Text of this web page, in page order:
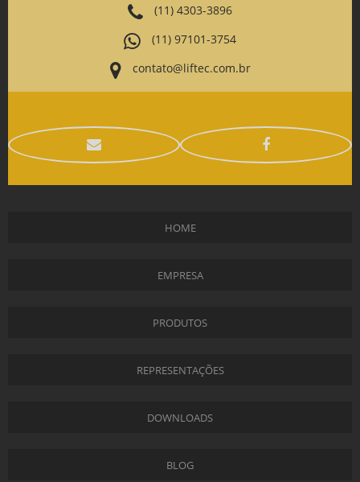
(11) 4303-3896
(11) 97101-3754
contato@liftec.com.br
HOME
EMPRESA
PRODUTOS
REPRESENTAÇÕES
DOWNLOADS
BLOG